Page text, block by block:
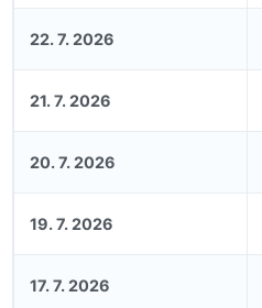
22. 7. 2026
21. 7. 2026
20. 7. 2026
19. 7. 2026
17. 7. 2026